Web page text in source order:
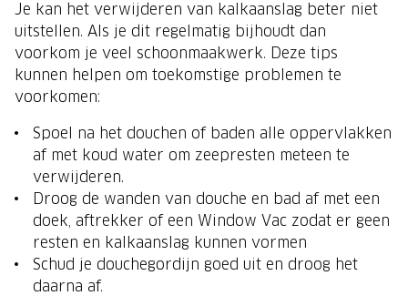
Je kan het verwijderen van kalkaanslag beter niet
uitstellen. Als je dit regelmatig bijhoudt dan
voorkom je veel schoonmaakwerk. Deze tips
kunnen helpen om toekomstige problemen te
voorkomen:
Spoel na het douchen of baden alle oppervlakken
af met koud water om zeepresten meteen te
verwijderen.
Droog de wanden van douche en bad af met een
doek, aftrekker of een Window Vac zodat er geen
resten en kalkaanslag kunnen vormen
Schud je douchegordijn goed uit en droog het
daarna af.